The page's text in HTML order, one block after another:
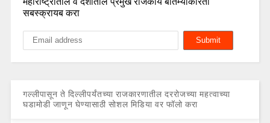
सबस्क्रायब करा
गल्लीपासून ते दिल्लीपर्यंतच्या राजकारणातील दररोजच्या महत्वाच्या
घडामोडी जाणून घेण्यासाठी सोशल मिडिया वर फॉलो करा